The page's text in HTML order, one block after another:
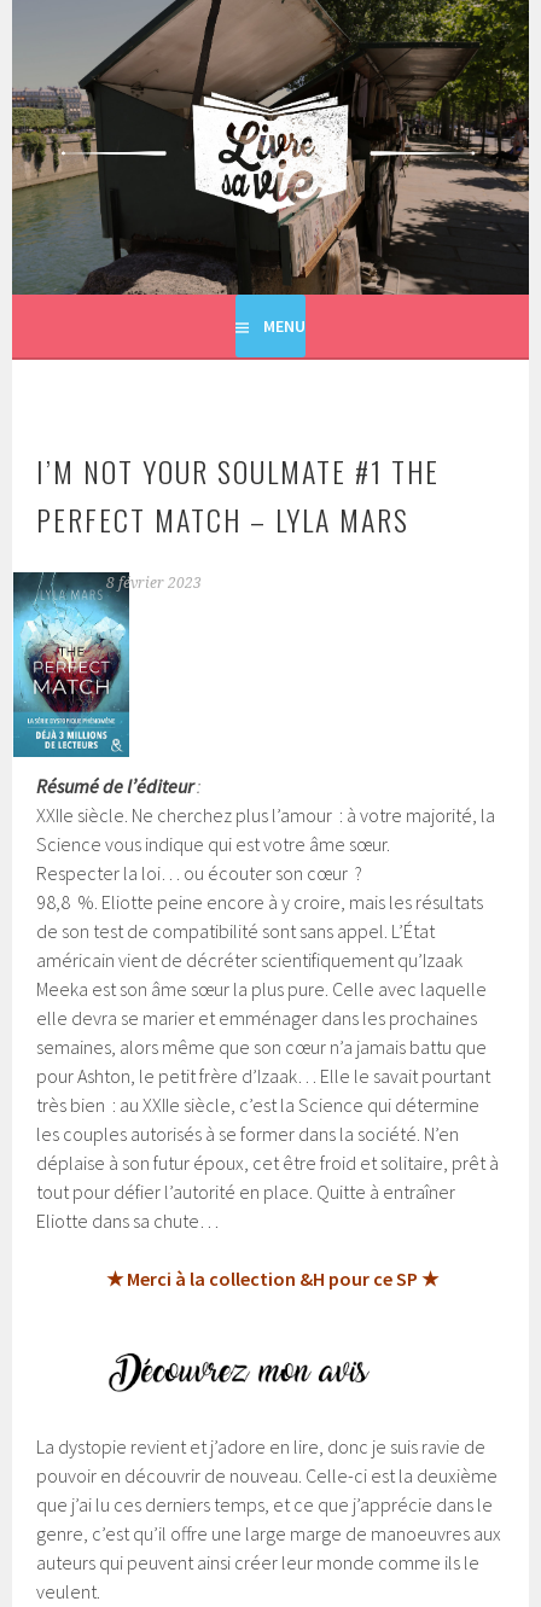
principal
LIVRE SA VIE
MENU
I’M NOT YOUR SOULMATE #1 THE
PERFECT MATCH – LYLA MARS
8 février 2023
Résumé de l’éditeur:
XXIIe siècle. Ne cherchez plus l’amour : à votre majorité, la
Science vous indique qui est votre âme sœur.
Respecter la loi… ou écouter son cœur ?
98,8 %. Eliotte peine encore à y croire, mais les résultats
de son test de compatibilité sont sans appel. L’État
américain vient de décréter scientifiquement qu’Izaak
Meeka est son âme sœur la plus pure. Celle avec laquelle
elle devra se marier et emménager dans les prochaines
semaines, alors même que son cœur n’a jamais battu que
pour Ashton, le petit frère d’Izaak… Elle le savait pourtant
très bien : au XXIIe siècle, c’est la Science qui détermine
les couples autorisés à se former dans la société. N’en
déplaise à son futur époux, cet être froid et solitaire, prêt à
tout pour défier l’autorité en place. Quitte à entraîner
Eliotte dans sa chute…
★ Merci à la collection &H pour ce SP ★
La dystopie revient et j’adore en lire, donc je suis ravie de
pouvoir en découvrir de nouveau. Celle-ci est la deuxième
que j’ai lu ces derniers temps, et ce que j’apprécie dans le
genre, c’est qu’il offre une large marge de manoeuvres aux
auteurs qui peuvent ainsi créer leur monde comme ils le
veulent.